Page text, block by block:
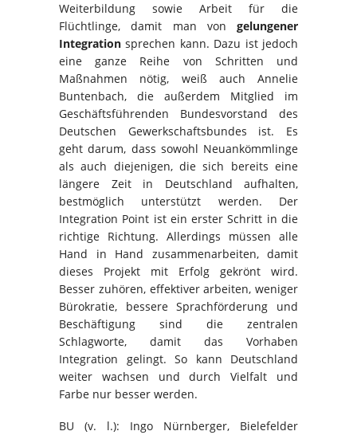
Weiterbildung sowie Arbeit für die
Flüchtlinge, damit man von gelungener
Integration sprechen kann. Dazu ist jedoch
eine ganze Reihe von Schritten und
Maßnahmen nötig, weiß auch Annelie
Buntenbach, die außerdem Mitglied im
Geschäftsführenden Bundesvorstand des
Deutschen Gewerkschaftsbundes ist. Es
geht darum, dass sowohl Neuankömmlinge
als auch diejenigen, die sich bereits eine
längere Zeit in Deutschland aufhalten,
bestmöglich unterstützt werden. Der
Integration Point ist ein erster Schritt in die
richtige Richtung. Allerdings müssen alle
Hand in Hand zusammenarbeiten, damit
dieses Projekt mit Erfolg gekrönt wird.
Besser zuhören, effektiver arbeiten, weniger
Bürokratie, bessere Sprachförderung und
Beschäftigung sind die zentralen
Schlagworte, damit das Vorhaben
Integration gelingt. So kann Deutschland
weiter wachsen und durch Vielfalt und
Farbe nur besser werden.
BU (v. l.): Ingo Nürnberger, Bielefelder